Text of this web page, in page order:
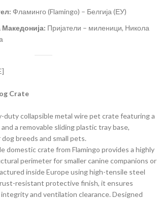
Фламинго (Flamingo) – Белгија (ЕУ)
Македонија: Пријатели – миленици, Никола
Crate
duty collapsible metal wire pet crate featuring a
a removable sliding plastic tray base,
breeds and small pets.
domestic crate from Flamingo provides a highly
perimeter for smaller canine companions or
inside Europe using high-tensile steel
resistant protective finish, it ensures
and ventilation clearance. Designed